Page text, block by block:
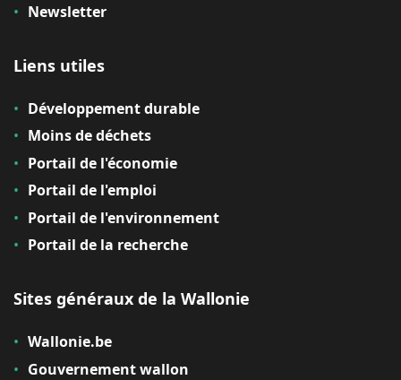
Newsletter
Liens utiles
Développement durable
Moins de déchets
Portail de l'économie
Portail de l'emploi
Portail de l'environnement
Portail de la recherche
Sites généraux de la Wallonie
Wallonie.be
Gouvernement wallon